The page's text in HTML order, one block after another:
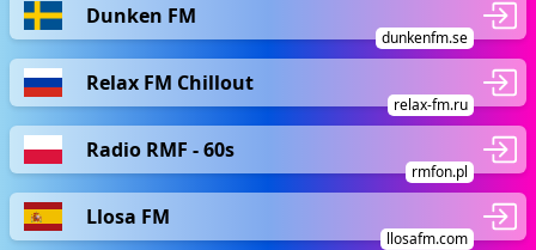
Dunken FM
dunkenfm.se
Relax FM Chillout
relax-fm.ru
Radio RMF - 60s
rmfon.pl
Llosa FM
llosafm.com